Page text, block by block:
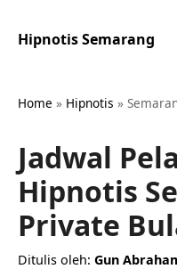
Hipnotis Semarang
Home » Hipnotis »
Jadwal
Hipnotis
Private
Ditulis oleh: Gun